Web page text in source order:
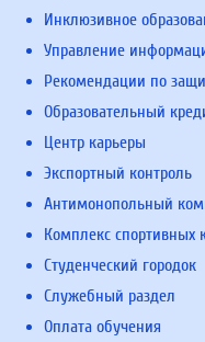
Инклюзивное
Управление
Рекомендации по
Образовательный
Центр карьеры
Экспортный контроль
Антимонопольный
Комплекс спортивных
Студенческий городок
Служебный раздел
Оплата обучения